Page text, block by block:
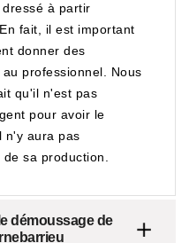
à partir
fait, il est important
donner des
professionnel. Nous
qu'il n'est pas
pour avoir le
n'y aura pas
sa production.
démoussage de